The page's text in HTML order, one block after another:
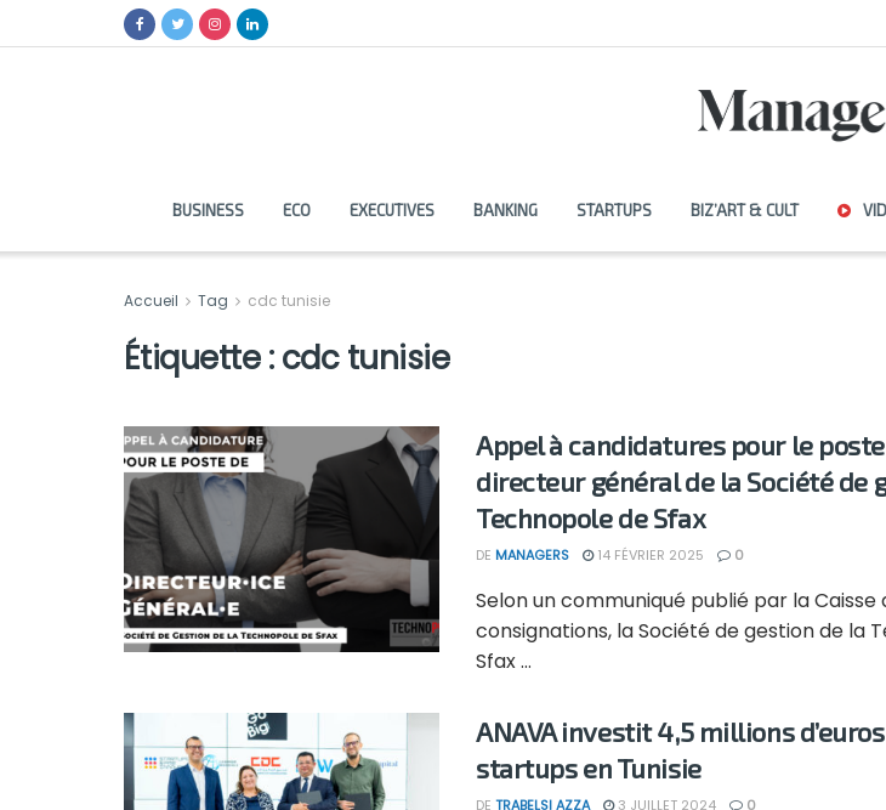
BUSINESS ECO EXECUTIVES BANKING STARTUPS BIZ’ART & CULT
Accueil Tag cdc tunisie
Étiquette :cdc tunisie
Appel à candidatures pour le
directeur général de la Société de
Technopole de Sfax
DE MANAGERS 14 FÉVRIER 2025 0
Selon un communiqué publié par la
consignations, la Société de gestion de la
Sfax ...
ANAVA investit 4,5 millions
startups en Tunisie
DE TRABELSI AZZA 3 JUILLET 2024 0